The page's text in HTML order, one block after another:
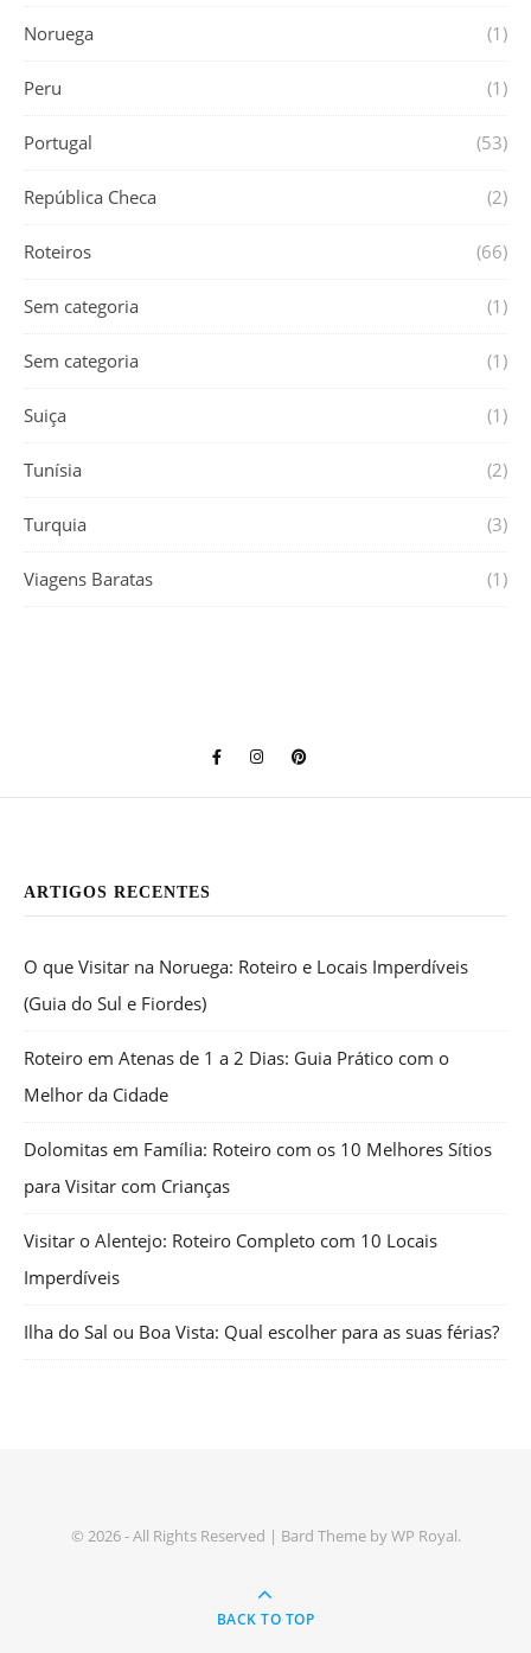
Noruega (1)
Peru (1)
Portugal (53)
República Checa (2)
Roteiros (66)
Sem categoria (1)
Sem categoria (1)
Suiça (1)
Tunísia (2)
Turquia (3)
Viagens Baratas (1)
ARTIGOS RECENTES
O que Visitar na Noruega: Roteiro e Locais Imperdíveis
(Guia do Sul e Fiordes)
Roteiro em Atenas de 1 a 2 Dias: Guia Prático com o
Melhor da Cidade
Dolomitas em Família: Roteiro com os 10 Melhores Sítios
para Visitar com Crianças
Visitar o Alentejo: Roteiro Completo com 10 Locais
Imperdíveis
Ilha do Sal ou Boa Vista: Qual escolher para as suas férias?
© 2026 - All Rights Reserved | Bard Theme byWP Royal.
BACK TO TOP